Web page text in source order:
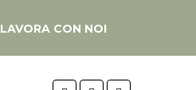
LAVORA CON NOI